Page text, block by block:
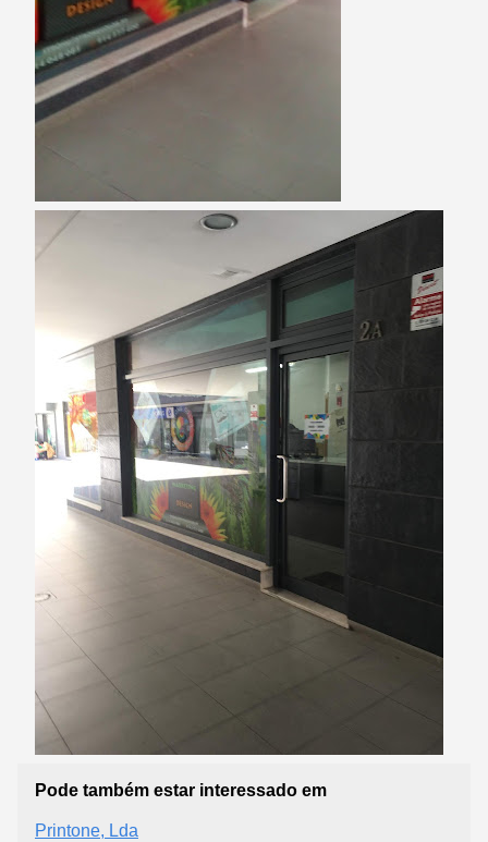
Pode também estar interessado em
Printone, Lda